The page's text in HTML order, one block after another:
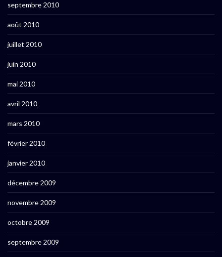
septembre 2010
août 2010
juillet 2010
juin 2010
mai 2010
avril 2010
mars 2010
février 2010
janvier 2010
décembre 2009
novembre 2009
octobre 2009
septembre 2009